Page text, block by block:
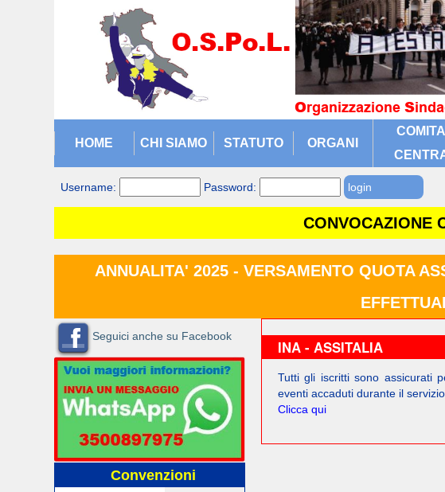
HOME CHI SIAMO STATUTO ORGANI
Username: Password:
CONVOCAZIONE
ANNUALITA' 2025 - VERSAMENTO QUOTA
Seguici anche su Facebook
Convenzioni
INA - ASSITALIA
Tutti gli iscritti sono assicurati
eventi accaduti durante il servizio.
Clicca qui